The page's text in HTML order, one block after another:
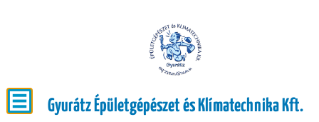
Gyurátz Épületgépészet és Klímatechnika Kft.